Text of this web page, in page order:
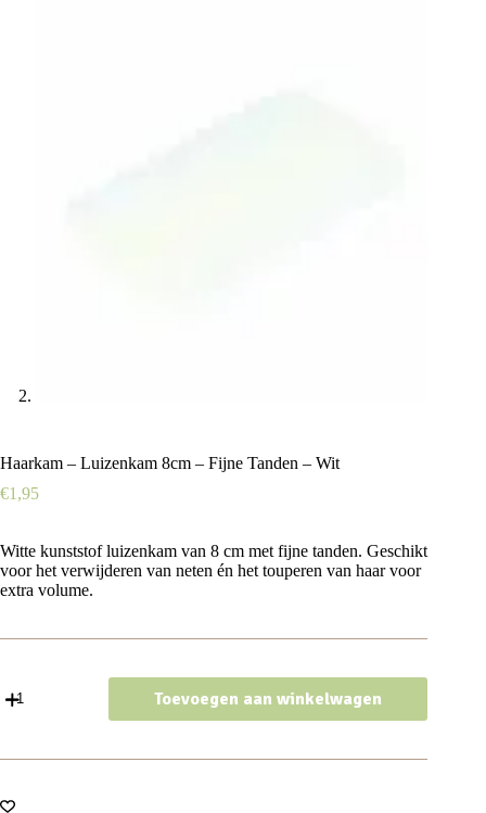
Haarkam – Luizenkam 8cm – Fijne Tanden – Wit
€1,95
Witte kunststof luizenkam van 8 cm met fijne tanden. Geschikt
voor het verwijderen van neten én het touperen van haar voor
extra volume.
-
Toevoegen aan winkelwagen